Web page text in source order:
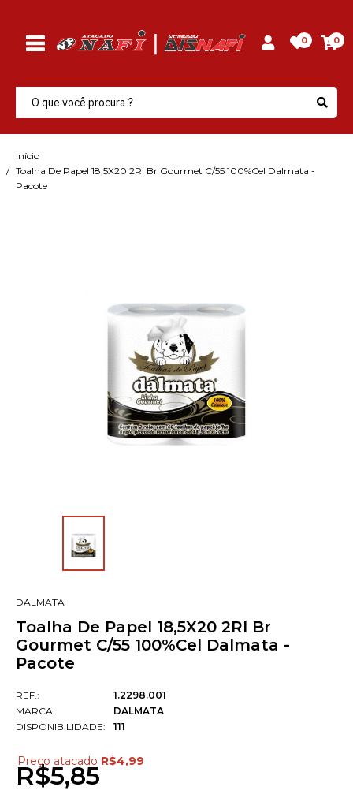
0 0
Início
Toalha De Papel 18,5X20 2Rl Br Gourmet C/55 100%Cel Dalmata -
Pacote
DALMATA
Toalha De Papel 18,5X20 2Rl Br
Gourmet C/55 100%Cel Dalmata -
Pacote
REF.:
MARCA:
DISPONIBILIDADE:
1.2298.001
DALMATA
111
Preço atacado R$4,99
R$5,85